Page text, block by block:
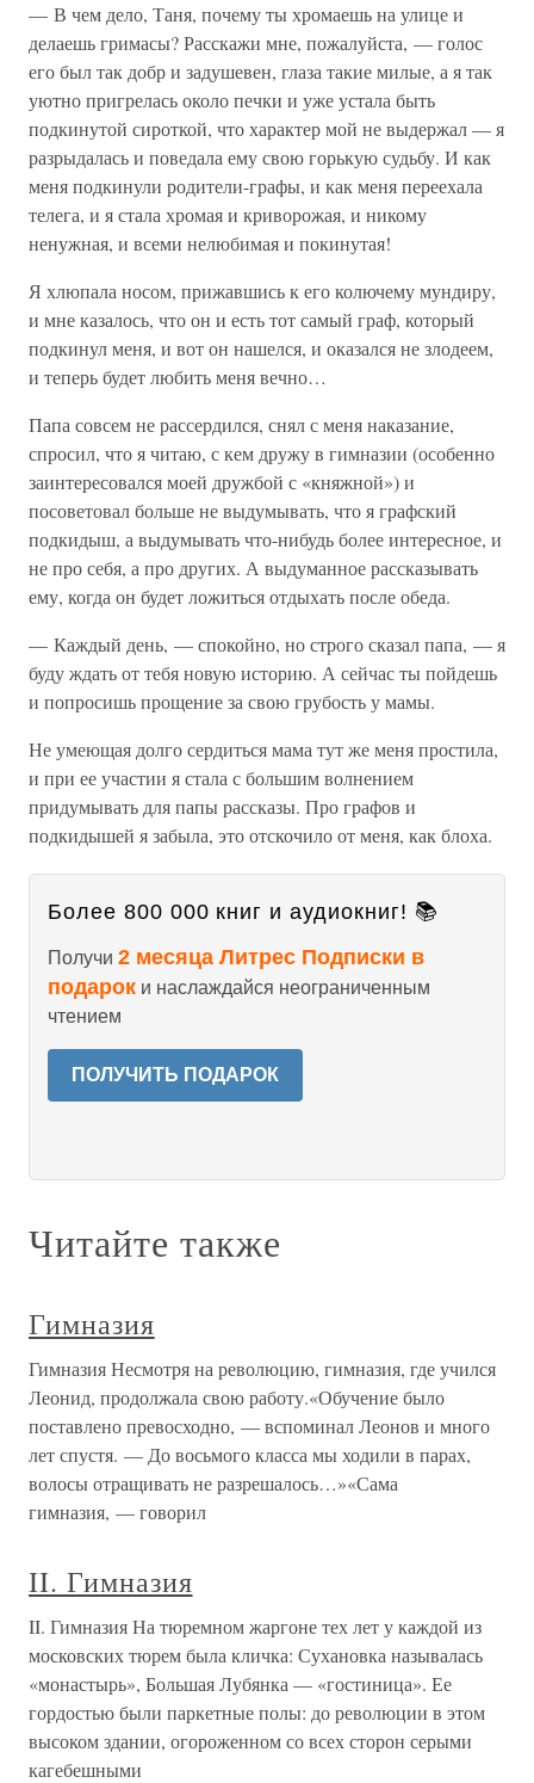
— В чем дело, Таня, почему ты хромаешь на улице и
делаешь гримасы? Расскажи мне, пожалуйста, — голос
его был так добр и задушевен, глаза такие милые, а я так
уютно пригрелась около печки и уже устала быть
подкинутой сироткой, что характер мой не выдержал — я
разрыдалась и поведала ему свою горькую судьбу. И как
меня подкинули родители-графы, и как меня переехала
телега, и я стала хромая и криворожая, и никому
ненужная, и всеми нелюбимая и покинутая!
Я хлюпала носом, прижавшись к его колючему мундиру,
и мне казалось, что он и есть тот самый граф, который
подкинул меня, и вот он нашелся, и оказался не злодеем,
и теперь будет любить меня вечно…
Папа совсем не рассердился, снял с меня наказание,
спросил, что я читаю, с кем дружу в гимназии (особенно
заинтересовался моей дружбой с «княжной») и
посоветовал больше не выдумывать, что я графский
подкидыш, а выдумывать что-нибудь более интересное, и
не про себя, а про других. А выдуманное рассказывать
ему, когда он будет ложиться отдыхать после обеда.
— Каждый день, — спокойно, но строго сказал папа, — я
буду ждать от тебя новую историю. А сейчас ты пойдешь
и попросишь прощение за свою грубость у мамы.
Не умеющая долго сердиться мама тут же меня простила,
и при ее участии я стала с большим волнением
придумывать для папы рассказы. Про графов и
подкидышей я забыла, это отскочило от меня, как блоха.
Более 800 000 книг и аудиокниг! 📚
Получи 2 месяца Литрес Подписки в
подарок и наслаждайся неограниченным
чтением
ПОЛУЧИТЬ ПОДАРОК
Читайте также
Гимназия
Гимназия Несмотря на революцию, гимназия, где учился
Леонид, продолжала свою работу.«Обучение было
поставлено превосходно, — вспоминал Леонов и много
лет спустя. — До восьмого класса мы ходили в парах,
волосы отращивать не разрешалось…»«Сама
гимназия, — говорил
II. Гимназия
II. Гимназия На тюремном жаргоне тех лет у каждой из
московских тюрем была кличка: Сухановка называлась
«монастырь», Большая Лубянка — «гостиница». Ее
гордостью были паркетные полы: до революции в этом
высоком здании, огороженном со всех сторон серыми
кагебешными